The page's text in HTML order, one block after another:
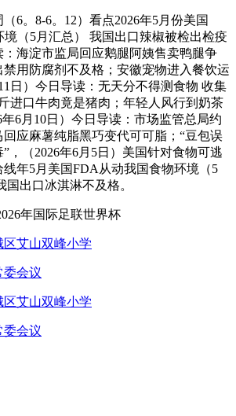
。8-6。12）看点2026年5月份美国
（5月汇总） 我国出口辣椒被检出检疫
海淀市监局回应鹅腿阿姨售卖鸭腿争
用防腐剂不及格；安徽宠物进入餐饮运
日）今日导读：无天分不得测食物 收集
进口牛肉竟是猪肉；年轻人风行到奶茶
年6月10日）今日导读：市场监管总局约
应麻薯纯脂黑巧变代可可脂；“豆包误
，（2026年6月5日）美国针对食物可逃
年5月美国FDA从动我国食物环境（5
国出口冰淇淋不及格。
年国际足联世界杯
区艾山双峰小学
委会议
区艾山双峰小学
委会议